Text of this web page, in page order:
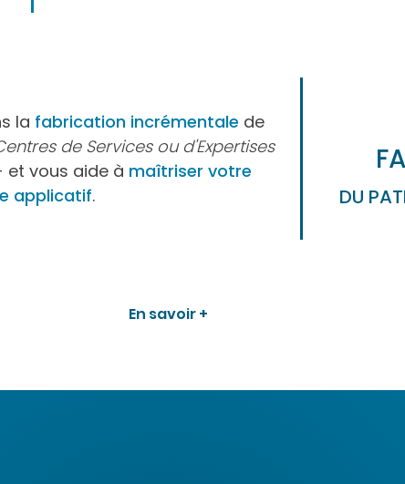
la fabrication incrémentale de
de Services ou d'Expertises
vous aide à maîtriser votre
applicatif. DU
En savoir +